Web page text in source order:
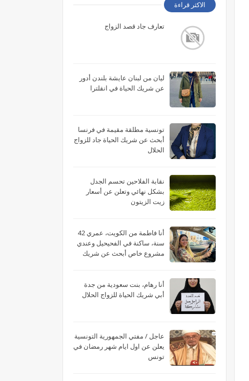
الاكثر قراءة
تعارف جاد قصد الزواج
ليان من لبنان عايشة بلندن أدور
عن شريك الحياة في انقلترا
تونسية مطلقة مقيمة في فرنسا
أبحث عن شريك الحياة جاد للزواج
الحلال
نقابة الفلاحين تحسم الجدل
بشكل نهائي وتعلن عن أسعار
زيت الزيتون
أنا فاطمة من الكويت، عمري 42
سنة، ساكنة في الفحيحيل وعندي
مشروع خاص أبحث عن شريك
أنا رهام، بنت سعودية من جدة
أبي شريك الحياة للزواج الحلال
عاجل / مفتي الجمهورية التونسية
يعلن عن اول ايام شهر رمضان في
تونس